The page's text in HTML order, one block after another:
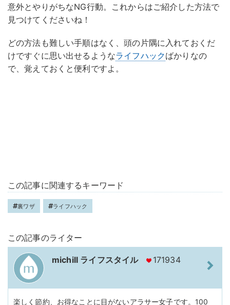
意外とやりがちなNG行動。これからはご紹介した方法で
見つけてくださいね！
どの方法も難しい手順はなく、頭の片隅に入れておくだ
けですぐに思い出せるようなライフハックばかりなの
で、覚えておくと便利ですよ。
この記事に関連するキーワード
裏ワザ ライフハック
この記事のライター
michill ライフスタイル 171934
楽しく節約、お得なことに目がないアラサー女子です。100